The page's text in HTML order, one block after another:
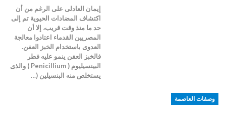
إيمان العادلى على الرغم من أن
اكتشاف المضادات الحيوية تم إلى
حد ما منذ وقت قريب، إلا أن
المصريين القدماء اعتادوا معالجة
العدوى باستخدام الخبز العفن.
فالخبز العفن ينمو عليه فطر
البينسيليوم ( Penicillium ) والذى
يستخلص منه البنسيلين (…
وصفات العاصمة